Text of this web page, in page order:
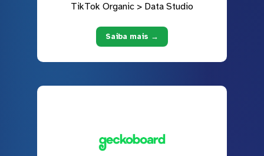
TikTok Organic > Data Studio
Saiba mais →